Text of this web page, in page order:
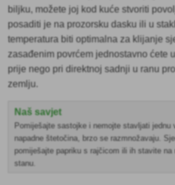
biljku, možete joj kod kuće stvoriti
posaditi je na prozorsku dasku ili u
temperatura biti optimalna za klijanje
zasađenim povrćem jednostavno ćete
prije nego pri direktnoj sadnji u ranu
zemlju.
Naš savjet
Pomiješajte sastojke i nemojte stavljati jednu
napadne štetočina, brzo se razmnožavaju.
pomiješajte papriku s rajčicom ili ih stavite na
stanu.